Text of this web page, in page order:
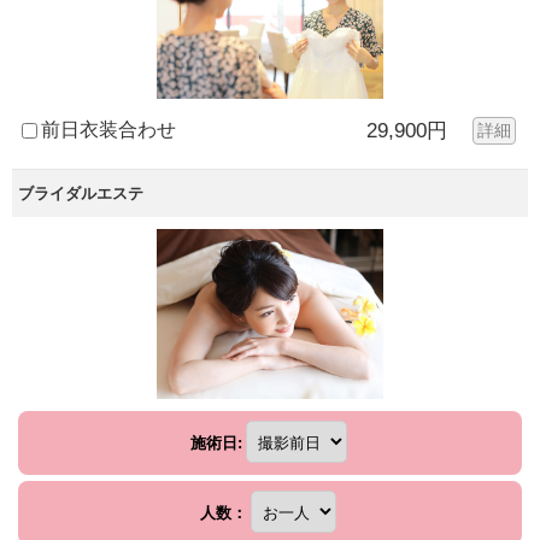
前日衣装合わせ 29,900円 詳細
ブライダルエステ
施術日:
人数：